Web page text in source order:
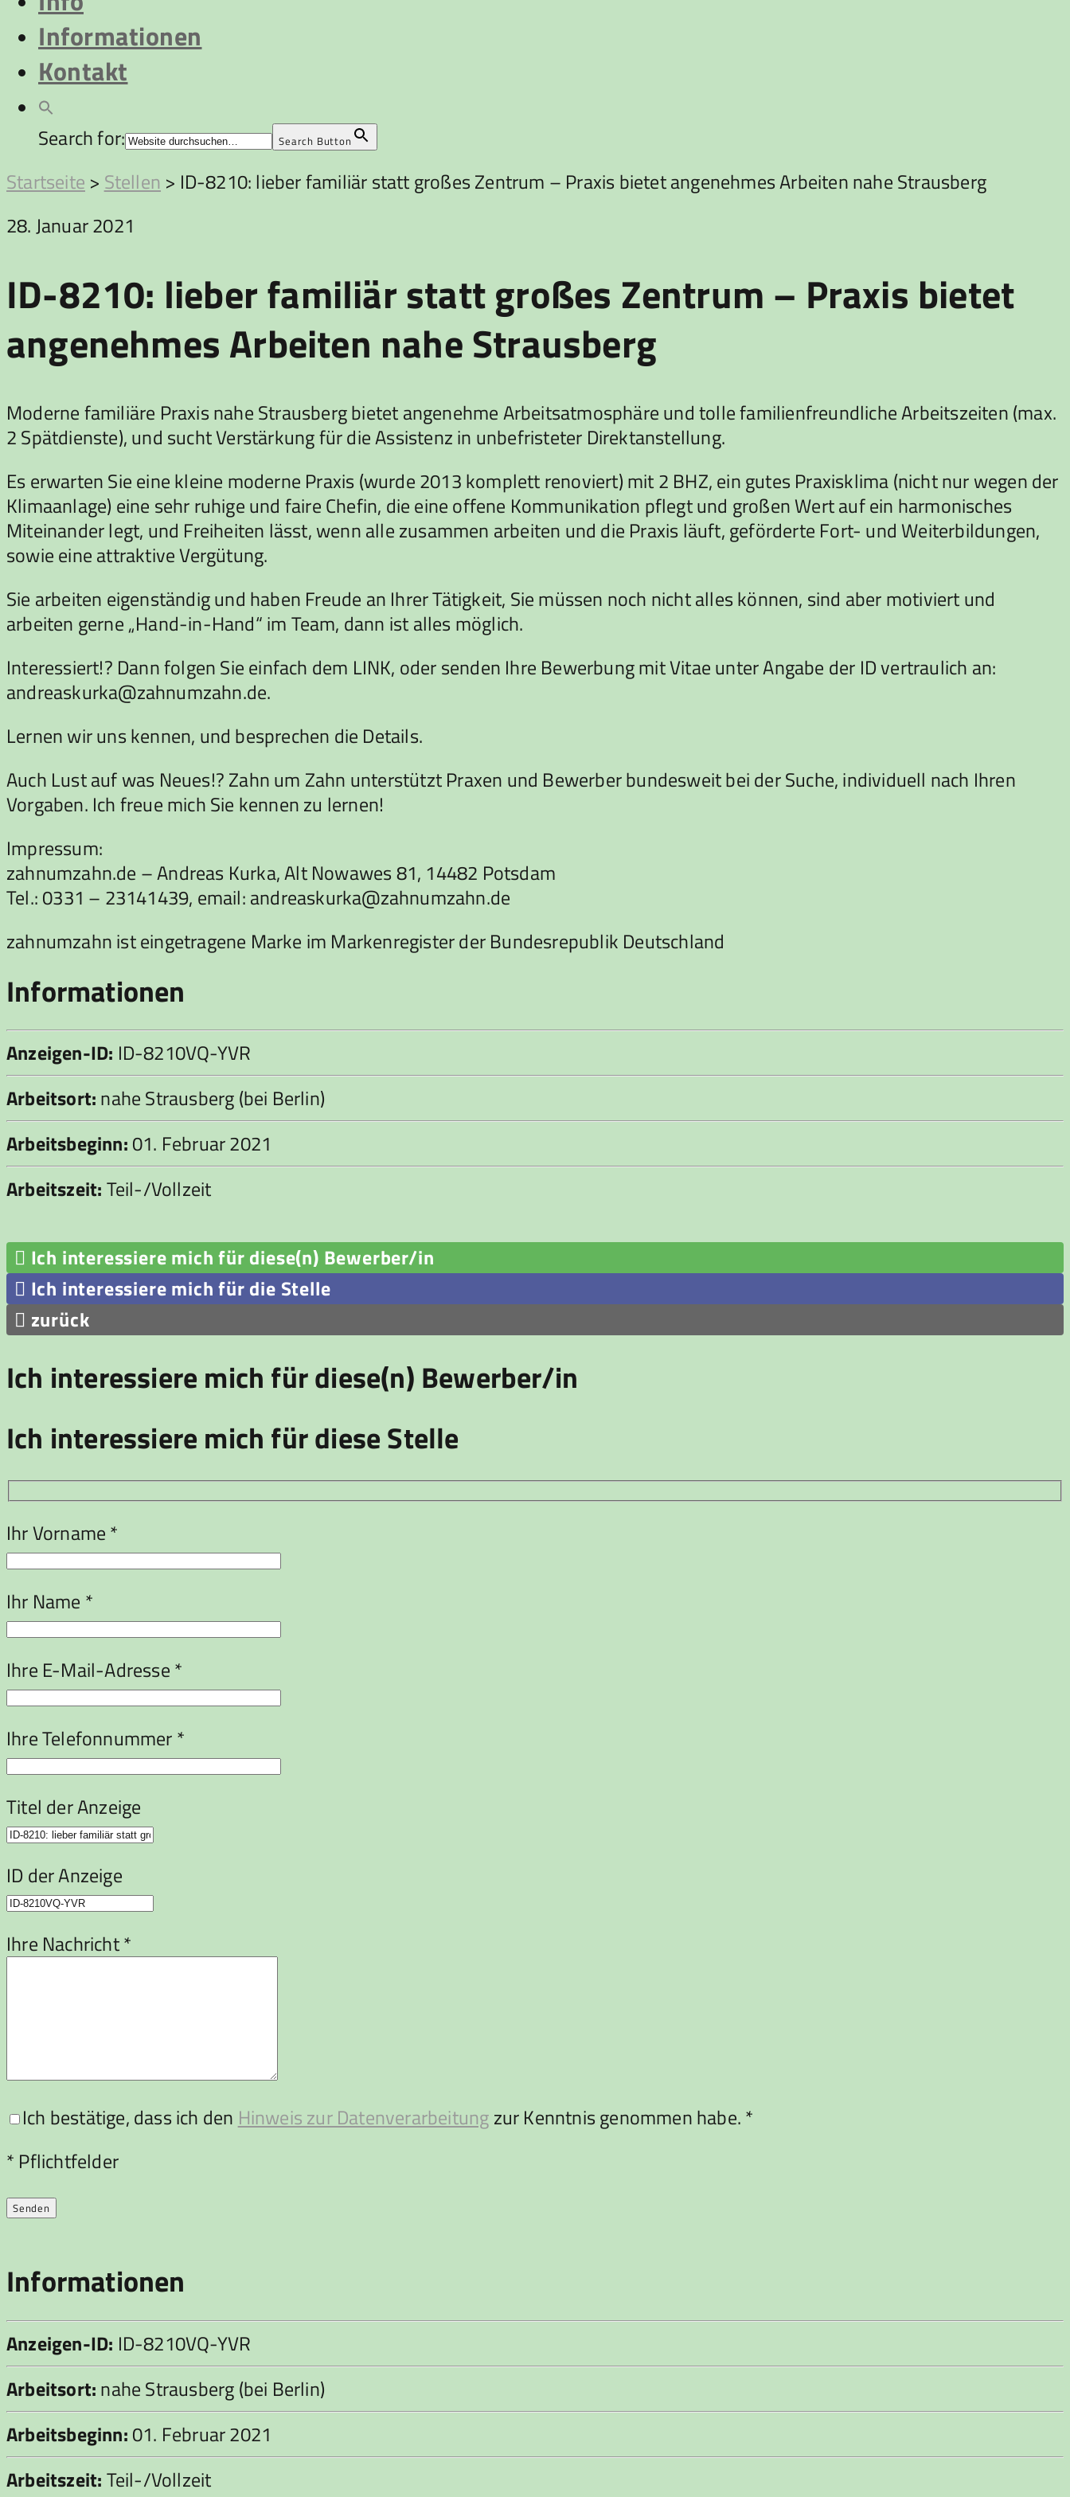
Informationen
Kontakt
Search for: Search Button
Startseite > Stellen > ID-8210: lieber familiär statt großes Zentrum – Praxis bietet angenehmes Arbeiten nahe Strausberg
28. Januar 2021
ID-8210: lieber familiär statt großes Zentrum – Praxis bietet
angenehmes Arbeiten nahe Strausberg
Moderne familiäre Praxis nahe Strausberg bietet angenehme Arbeitsatmosphäre und tolle familienfreundliche Arbeitszeiten (max.
2 Spätdienste), und sucht Verstärkung für die Assistenz in unbefristeter Direktanstellung.
Es erwarten Sie eine kleine moderne Praxis (wurde 2013 komplett renoviert) mit 2 BHZ, ein gutes Praxisklima (nicht nur wegen der
Klimaanlage) eine sehr ruhige und faire Chefin, die eine offene Kommunikation pflegt und großen Wert auf ein harmonisches
Miteinander legt, und Freiheiten lässt, wenn alle zusammen arbeiten und die Praxis läuft, geförderte Fort- und Weiterbildungen,
sowie eine attraktive Vergütung.
Sie arbeiten eigenständig und haben Freude an Ihrer Tätigkeit, Sie müssen noch nicht alles können, sind aber motiviert und
arbeiten gerne „Hand-in-Hand“ im Team, dann ist alles möglich.
Interessiert!? Dann folgen Sie einfach dem LINK, oder senden Ihre Bewerbung mit Vitae unter Angabe der ID vertraulich an:
andreaskurka@zahnumzahn.de.
Lernen wir uns kennen, und besprechen die Details.
Auch Lust auf was Neues!? Zahn um Zahn unterstützt Praxen und Bewerber bundesweit bei der Suche, individuell nach Ihren
Vorgaben. Ich freue mich Sie kennen zu lernen!
Impressum:
zahnumzahn.de – Andreas Kurka, Alt Nowawes 81, 14482 Potsdam
Tel.: 0331 – 23141439, email: andreaskurka@zahnumzahn.de
zahnumzahn ist eingetragene Marke im Markenregister der Bundesrepublik Deutschland
Informationen
Anzeigen-ID: ID-8210VQ-YVR
Arbeitsort:nahe Strausberg (bei Berlin)
Arbeitsbeginn:01. Februar 2021
Arbeitszeit:Teil-/Vollzeit
 Ich interessiere mich für diese(n) Bewerber/in
 Ich interessiere mich für die Stelle
 zurück
Ich interessiere mich für diese(n) Bewerber/in
Ich interessiere mich für diese Stelle
Ihr Vorname *
Ihr Name *
Ihre E-Mail-Adresse *
Ihre Telefonnummer *
Titel der Anzeige
ID der Anzeige
Ihre Nachricht *
Ich bestätige, dass ich den Hinweis zur Datenverarbeitungzur Kenntnis genommen habe. *
Bitte lasse dieses Feld leer.
* Pflichtfelder
Informationen
Anzeigen-ID: ID-8210VQ-YVR
Arbeitsort:nahe Strausberg (bei Berlin)
Arbeitsbeginn:01. Februar 2021
Arbeitszeit:Teil-/Vollzeit